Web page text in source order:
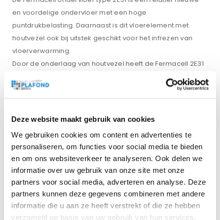
Deze website maakt gebruik van cookies
We gebruiken cookies om content en advertenties te
personaliseren, om functies voor social media te bieden
en om ons websiteverkeer te analyseren. Ook delen we
informatie over uw gebruik van onze site met onze
partners voor social media, adverteren en analyse. Deze
partners kunnen deze gegevens combineren met andere
informatie die u aan ze heeft verstrekt of die ze hebben
verzameld op basis van uw gebruik van hun services.
en voordelige ondervloer met een hoge
puntdrukbelasting. Daarnaast is dit vloerelement met
houtvezel ook bij uitstek geschikt voor het infrezen van
vloerverwarming.
Door de onderlaag van houtvezel heeft de Fermacell 2E31
een zeer hoge puntbelasting. De vloerelementen van
Fermacell zijn beschikbaar in verschillende uitvoeringen
Hierdoor zijn de Fermacell vloerelementen geschikt voor
een Fermacell ondervloer zijn:
– brandveilig;
– geluidsdicht;
– warmte-isolerend;
– toepasbaar op vloerverwarmingssystemen;
– perfect voor het afwerkbaar maken van vloeren.